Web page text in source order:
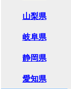
山梨県
岐阜県
静岡県
愛知県